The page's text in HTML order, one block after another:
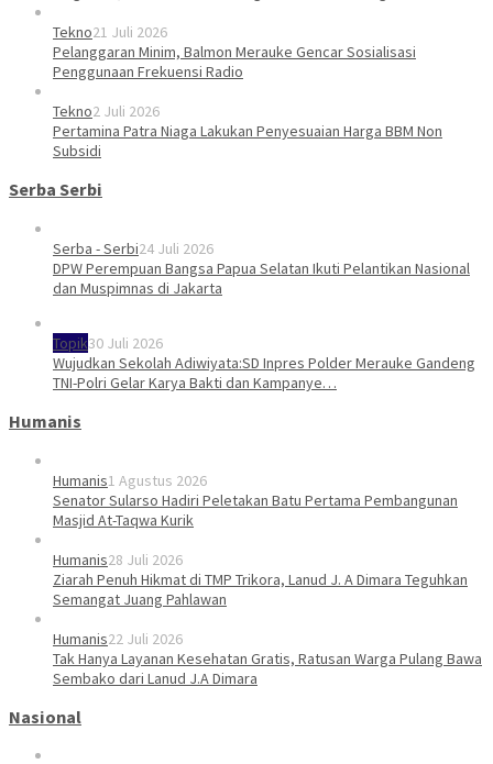
Tekno21 Juli 2026
Pelanggaran Minim, Balmon Merauke Gencar Sosialisasi
Penggunaan Frekuensi Radio
Tekno2 Juli 2026
Pertamina Patra Niaga Lakukan Penyesuaian Harga BBM Non
Subsidi
Serba Serbi
Serba - Serbi24 Juli 2026
DPW Perempuan Bangsa Papua Selatan Ikuti Pelantikan Nasional
dan Muspimnas di Jakarta
Topik30 Juli 2026
Wujudkan Sekolah Adiwiyata:SD Inpres Polder Merauke Gandeng
TNI-Polri Gelar Karya Bakti dan Kampanye…
Humanis
Humanis1 Agustus 2026
Senator Sularso Hadiri Peletakan Batu Pertama Pembangunan
Masjid At-Taqwa Kurik
Humanis28 Juli 2026
Ziarah Penuh Hikmat di TMP Trikora, Lanud J. A Dimara Teguhkan
Semangat Juang Pahlawan
Humanis22 Juli 2026
Tak Hanya Layanan Kesehatan Gratis, Ratusan Warga Pulang Bawa
Sembako dari Lanud J.A Dimara
Nasional